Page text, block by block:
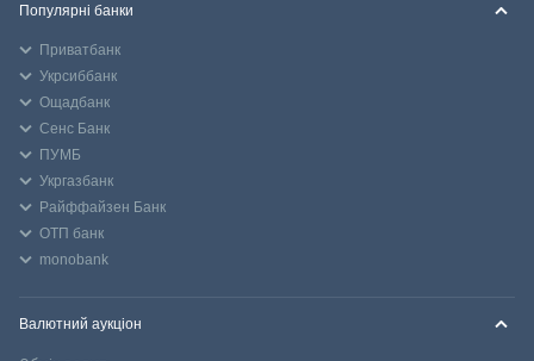
Популярні банки
Приватбанк
Укрсиббанк
Ощадбанк
Сенс Банк
ПУМБ
Укргазбанк
Райффайзен Банк
ОТП банк
monobank
Валютний аукціон